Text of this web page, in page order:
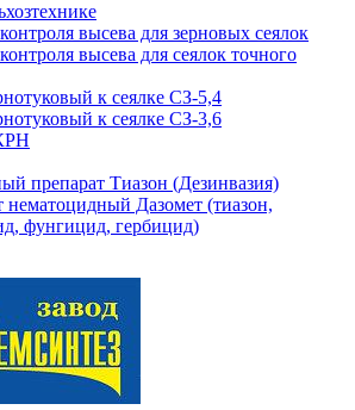
высева для зерновых сеялок
высева для сеялок точного
к сеялке СЗ-5,4
к сеялке СЗ-3,6
препарат Тиазон (Дезинвазия)
нематоцидный Дазомет (тиазон,
фунгицид, гербицид)